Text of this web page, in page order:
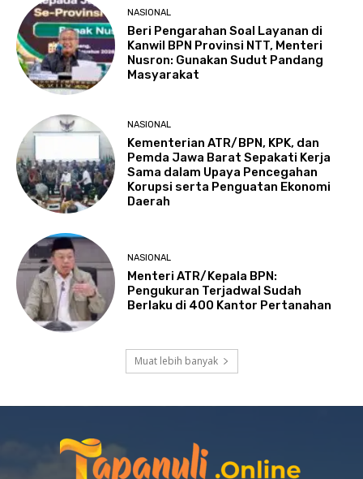
NASIONAL
Beri Pengarahan Soal Layanan di
Kanwil BPN Provinsi NTT, Menteri
Nusron: Gunakan Sudut Pandang
Masyarakat
NASIONAL
Kementerian ATR/BPN, KPK, dan
Pemda Jawa Barat Sepakati Kerja
Sama dalam Upaya Pencegahan
Korupsi serta Penguatan Ekonomi
Daerah
NASIONAL
Menteri ATR/Kepala BPN:
Pengukuran Terjadwal Sudah
Berlaku di 400 Kantor Pertanahan
Muat lebih banyak